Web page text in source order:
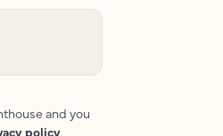
and you
policy.